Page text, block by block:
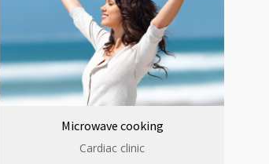
Microwave cooking
Cardiac clinic